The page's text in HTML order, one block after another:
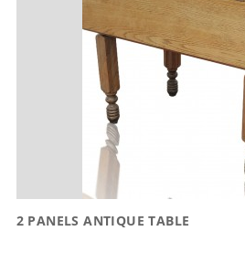
2 PANELS ANTIQUE TABLE